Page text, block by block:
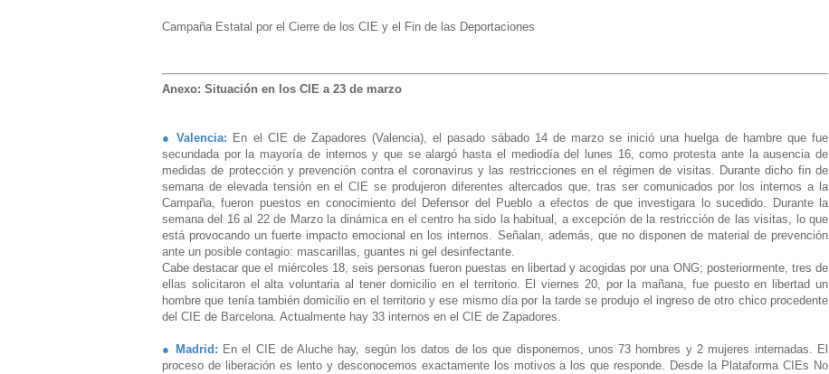
Campaña Estatal por el Cierre de los CIE y el Fin de las Deportaciones
Anexo: Situación en los CIE a 23 de marzo
● Valencia: En el CIE de Zapadores (Valencia), el pasado sábado 14 de marzo se inició una huelga de hambre que fue
secundada por la mayoría de internos y que se alargó hasta el mediodía del lunes 16, como protesta ante la ausencia de
medidas de protección y prevención contra el coronavirus y las restricciones en el régimen de visitas. Durante dicho fin de
semana de elevada tensión en el CIE se produjeron diferentes altercados que, tras ser comunicados por los internos a la
Campaña, fueron puestos en conocimiento del Defensor del Pueblo a efectos de que investigara lo sucedido. Durante la
semana del 16 al 22 de Marzo la dinámica en el centro ha sido la habitual, a excepción de la restricción de las visitas, lo que
está provocando un fuerte impacto emocional en los internos. Señalan, además, que no disponen de material de prevención
ante un posible contagio: mascarillas, guantes ni gel desinfectante.
Cabe destacar que el miércoles 18, seis personas fueron puestas en libertad y acogidas por una ONG; posteriormente, tres de
ellas solicitaron el alta voluntaria al tener domicilio en el territorio. El viernes 20, por la mañana, fue puesto en libertad un
hombre que tenía también domicilio en el territorio y ese mismo día por la tarde se produjo el ingreso de otro chico procedente
del CIE de Barcelona. Actualmente hay 33 internos en el CIE de Zapadores.
● Madrid: En el CIE de Aluche hay, según los datos de los que disponemos, unos 73 hombres y 2 mujeres internadas. El
proceso de liberación es lento y desconocemos exactamente los motivos a los que responde. Desde la Plataforma CIEs No